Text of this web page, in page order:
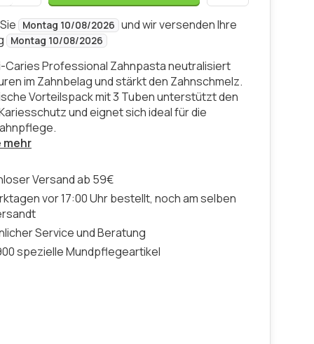
Montag 10/08/2026 und wir versenden Ihre
Montag 10/08/2026
Caries Professional Zahnpasta neutralisiert
im Zahnbelag und stärkt den Zahnschmelz.
Vorteilspack mit 3 Tuben unterstützt den
und eignet sich ideal für die
mehr
Versand ab 59€
vor 17:00 Uhr bestellt, noch am selben
Service und Beratung
spezielle Mundpflegeartikel